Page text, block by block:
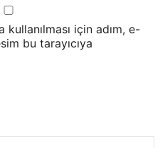
için adım, e-
bu tarayıcıya